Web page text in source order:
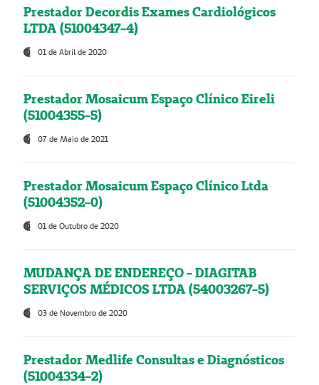
Prestador Decordis Exames Cardiológicos
LTDA (51004347-4)
01 de Abril de 2020
Prestador Mosaicum Espaço Clínico Eireli
(51004355-5)
07 de Maio de 2021
Prestador Mosaicum Espaço Clínico Ltda
(51004352-0)
01 de Outubro de 2020
MUDANÇA DE ENDEREÇO - DIAGITAB
SERVIÇOS MÉDICOS LTDA (54003267-5)
03 de Novembro de 2020
Prestador Medlife Consultas e Diagnósticos
(51004334-2)